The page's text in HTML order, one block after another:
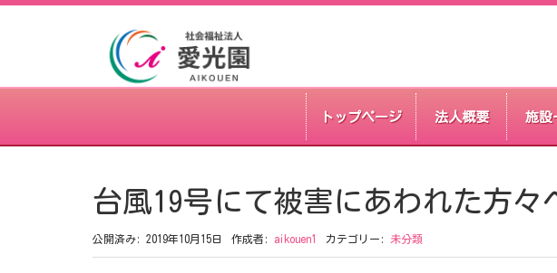
トップページ 法人概要 施設
台風19号にて被害にあわれた方々
公開済み: 2019年10月15日 作成者: aikouen1 カテゴリー: 未分類